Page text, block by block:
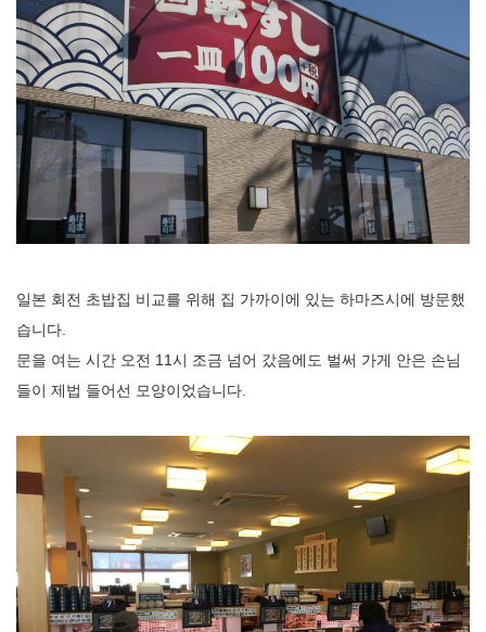
일본 회전 초밥집 비교를 위해 집 가까이에 있는 하마즈시에 방문했
습니다.
문을 여는 시간 오전 11시 조금 넘어 갔음에도 벌써 가게 안은 손님
들이 제법 들어선 모양이었습니다.